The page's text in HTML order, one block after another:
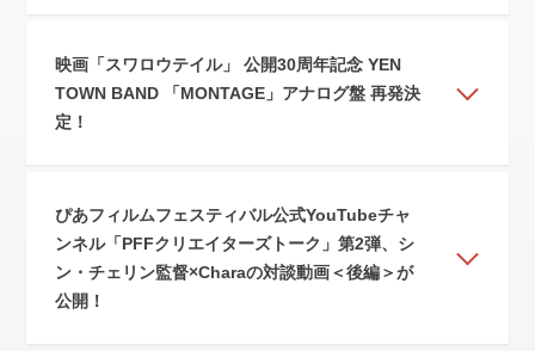
映画「スワロウテイル」 公開30周年記念 YEN
TOWN BAND 「MONTAGE」アナログ盤 再発決
定！
ぴあフィルムフェスティバル公式YouTubeチャ
ンネル「PFFクリエイターズトーク」第2弾、シ
ン・チェリン監督×Charaの対談動画＜後編＞が
公開！